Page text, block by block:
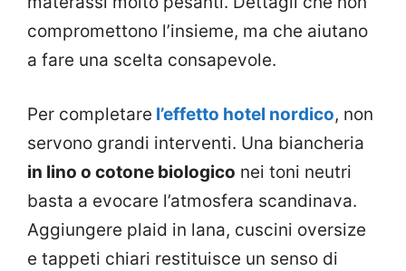
compromettono l’insieme, ma che aiutano
a fare una scelta consapevole.
Per completare l’effetto hotel nordico, non
servono grandi interventi. Una biancheria
in lino o cotone biologico nei toni neutri
basta a evocare l’atmosfera scandinava.
Aggiungere plaid in lana, cuscini oversize
e tappeti chiari restituisce un senso di